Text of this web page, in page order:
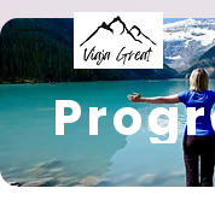
¡Te Conecta!